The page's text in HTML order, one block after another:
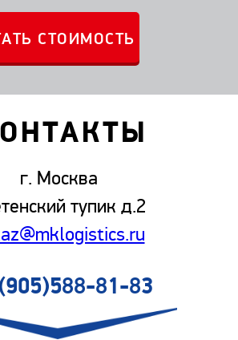
г. Москва
тупик д.2
81-83